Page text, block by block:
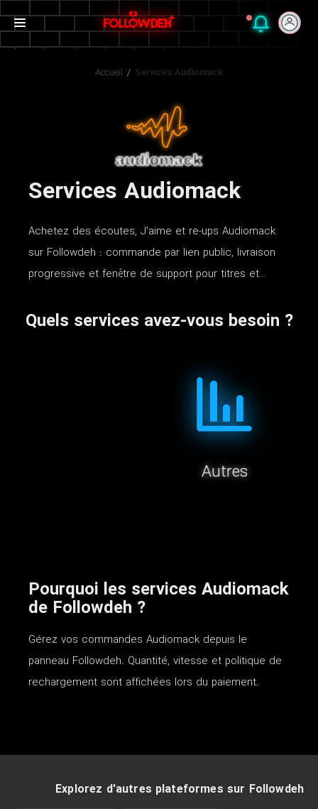
Accueil / Services Audiomack
Services Audiomack
Achetez des écoutes, J'aime et re-ups Audiomack
sur Followdeh : commande par lien public, livraison
progressive et fenêtre de support pour titres et…
Quels services avez-vous besoin ?
Autres
Pourquoi les services Audiomack
de Followdeh ?
Gérez vos commandes Audiomack depuis le
panneau Followdeh. Quantité, vitesse et politique de
rechargement sont affichées lors du paiement.
Explorez d'autres plateformes sur Followdeh